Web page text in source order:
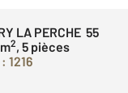
LA PERCHE 55
2, 5 pièces
1216